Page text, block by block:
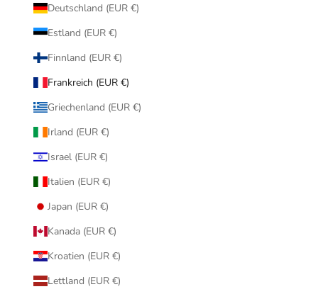
Deutschland (EUR €)
Estland (EUR €)
Finnland (EUR €)
Frankreich (EUR €)
Griechenland (EUR €)
Irland (EUR €)
Israel (EUR €)
Italien (EUR €)
Japan (EUR €)
Kanada (EUR €)
Kroatien (EUR €)
Lettland (EUR €)